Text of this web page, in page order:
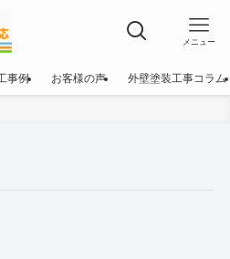
メニュー
事例 お客様の声 外壁塗装工事コラム